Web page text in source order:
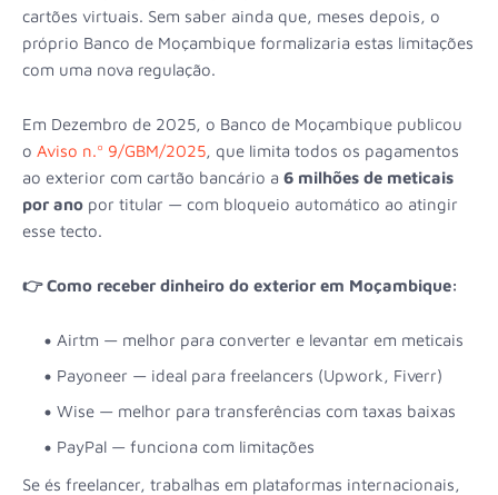
cartões virtuais. Sem saber ainda que, meses depois, o
próprio Banco de Moçambique formalizaria estas limitações
com uma nova regulação.
Em Dezembro de 2025, o Banco de Moçambique publicou
o Aviso n.º 9/GBM/2025, que limita todos os pagamentos
ao exterior com cartão bancário a 6 milhões de meticais
por ano por titular — com bloqueio automático ao atingir
esse tecto.
👉 Como receber dinheiro do exterior em Moçambique:
Airtm — melhor para converter e levantar em meticais
Payoneer — ideal para freelancers (Upwork, Fiverr)
Wise — melhor para transferências com taxas baixas
PayPal — funciona com limitações
Se és freelancer, trabalhas em plataformas internacionais,